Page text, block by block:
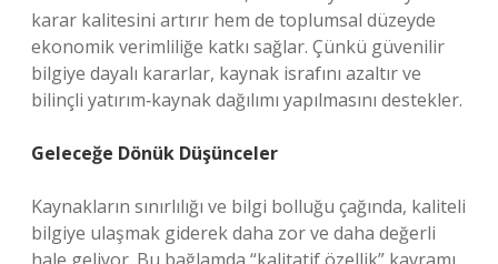
karar kalitesini artırır hem de toplumsal düzeyde
ekonomik verimliliğe katkı sağlar. Çünkü güvenilir
bilgiye dayalı kararlar, kaynak israfını azaltır ve
bilinçli yatırım‑kaynak dağılımı yapılmasını destekler.
Geleceğe Dönük Düşünceler
Kaynakların sınırlılığı ve bilgi bolluğu çağında, kaliteli
bilgiye ulaşmak giderek daha zor ve daha değerli